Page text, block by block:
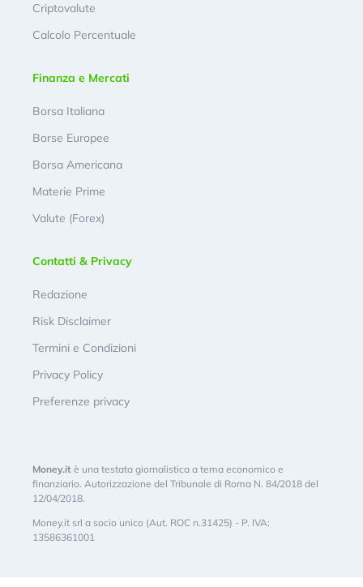
Criptovalute
Calcolo Percentuale
Finanza e Mercati
Borsa Italiana
Borse Europee
Borsa Americana
Materie Prime
Valute (Forex)
Contatti & Privacy
Redazione
Risk Disclaimer
Termini e Condizioni
Privacy Policy
Preferenze privacy
Money.it è una testata giornalistica a tema economico e
finanziario. Autorizzazione del Tribunale di Roma N. 84/2018 del
12/04/2018.
Money.it srl a socio unico (Aut. ROC n.31425) - P. IVA:
13586361001